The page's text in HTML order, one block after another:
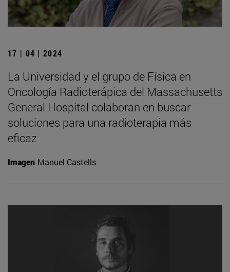
17 | 04 | 2024
La Universidad y el grupo de Física en
Oncología Radioterápica del Massachusetts
General Hospital colaboran en buscar
soluciones para una radioterapia más
eficaz
Imagen Manuel Castells